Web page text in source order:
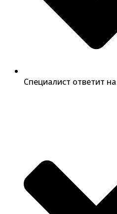
Специалист ответит